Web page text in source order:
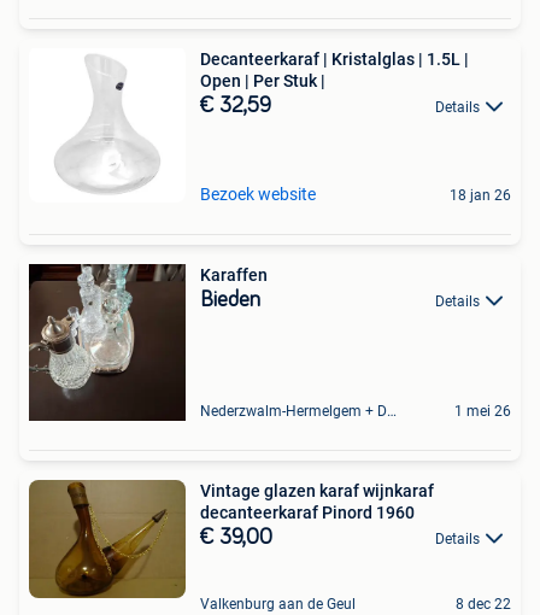
Decanteerkaraf | Kristalglas | 1.5L |
Open | Per Stuk |
€ 32,59 Details
Bezoek website 18 jan 26
Karaffen
Bieden Details
Nederzwalm-Hermelgem + Deel Oudenaarde En Zingem 1 mei 26
Vintage glazen karaf wijnkaraf
decanteerkaraf Pinord 1960
€ 39,00 Details
Valkenburg aan de Geul 8 dec 22